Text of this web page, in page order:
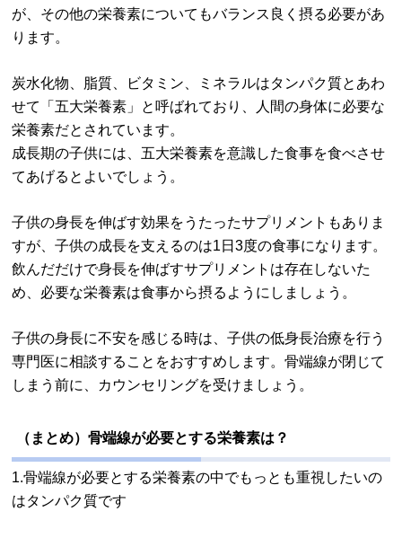
が、その他の栄養素についてもバランス良く摂る必要があ
ります。
炭水化物、脂質、ビタミン、ミネラルはタンパク質とあわ
せて「五大栄養素」と呼ばれており、人間の身体に必要な
栄養素だとされています。
成長期の子供には、五大栄養素を意識した食事を食べさせ
てあげるとよいでしょう。
子供の身長を伸ばす効果をうたったサプリメントもありま
すが、子供の成長を支えるのは1日3度の食事になります。
飲んだだけで身長を伸ばすサプリメントは存在しないた
め、必要な栄養素は食事から摂るようにしましょう。
子供の身長に不安を感じる時は、子供の低身長治療を行う
専門医に相談することをおすすめします。骨端線が閉じて
しまう前に、カウンセリングを受けましょう。
（まとめ）骨端線が必要とする栄養素は？
1.骨端線が必要とする栄養素の中でもっとも重視したいの
はタンパク質です